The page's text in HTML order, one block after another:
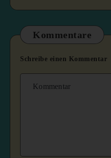
Kommentare
Schreibe einen Kommentar